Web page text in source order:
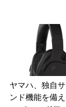
ヤマハ、独自
ンド機能を備